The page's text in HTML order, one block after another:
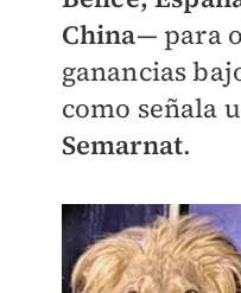
China— para
ganancias
como señala
Semarnat.